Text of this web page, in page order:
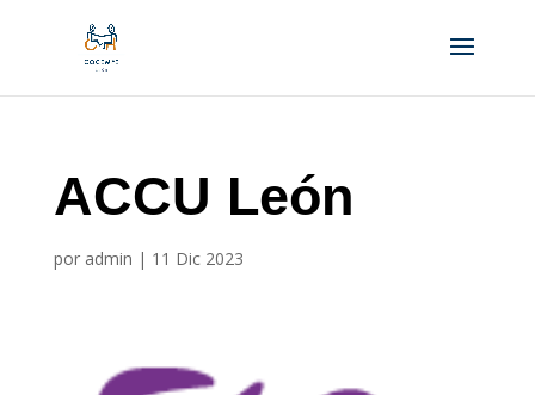
ACCU León
por admin | 11 Dic 2023